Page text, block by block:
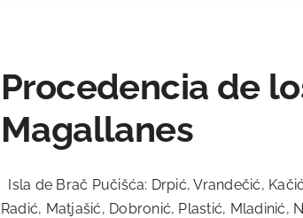
Procedencia de
Magallanes
Isla de Brač Pučišća: Drpić, Vrandečić,
Radić, Matjašić, Dobronić, Plastić, Mladinić,